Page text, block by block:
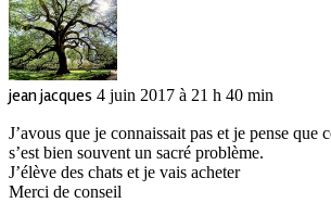
jean jacques 4 juin 2017 à 21 h 40 min
J’avous que je connaissait pas et je pense que
s’est bien souvent un sacré problème.
J’élève des chats et je vais acheter
Merci de conseil